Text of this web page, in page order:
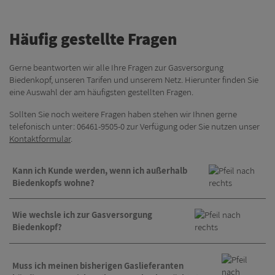
Häufig gestellte Fragen
Gerne beantworten wir alle Ihre Fragen zur Gasversorgung
Biedenkopf, unseren Tarifen und unserem Netz. Hierunter finden Sie
eine Auswahl der am häufigsten gestellten Fragen.
Sollten Sie noch weitere Fragen haben stehen wir Ihnen gerne
telefonisch unter: 06461-9505-0 zur Verfügung oder Sie nutzen unser
Kontaktformular.
Kann ich Kunde werden, wenn ich außerhalb
Biedenkopfs wohne?
Netzes der Gasversorgung Biedenkopf. Sofern Sie in einem Stadtteil
Biedenkopfs wohnen ist eine Belieferung auch dort möglich. Hierzu
empfehlen wir Ihnen einen Blick auf unsere Gasnetzkarte, die sie
Wie wechsle ich zur Gasversorgung
Biedenkopf?
Muss ich meinen bisherigen Gaslieferanten